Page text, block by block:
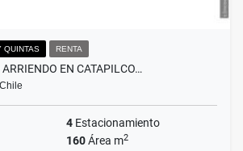
QUINTAS RENTA
EN CATAPILCO…
4 Estacionamiento
160Área m2